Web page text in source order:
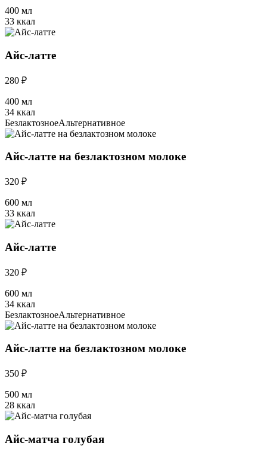
400 мл
33 ккал
Айс-латте
280 ₽
400 мл
34 ккал
БезлактозноеАльтернативное
Айс-латте на безлактозном молоке
320 ₽
600 мл
33 ккал
Айс-латте
320 ₽
600 мл
34 ккал
БезлактозноеАльтернативное
Айс-латте на безлактозном молоке
350 ₽
500 мл
28 ккал
Айс-матча голубая